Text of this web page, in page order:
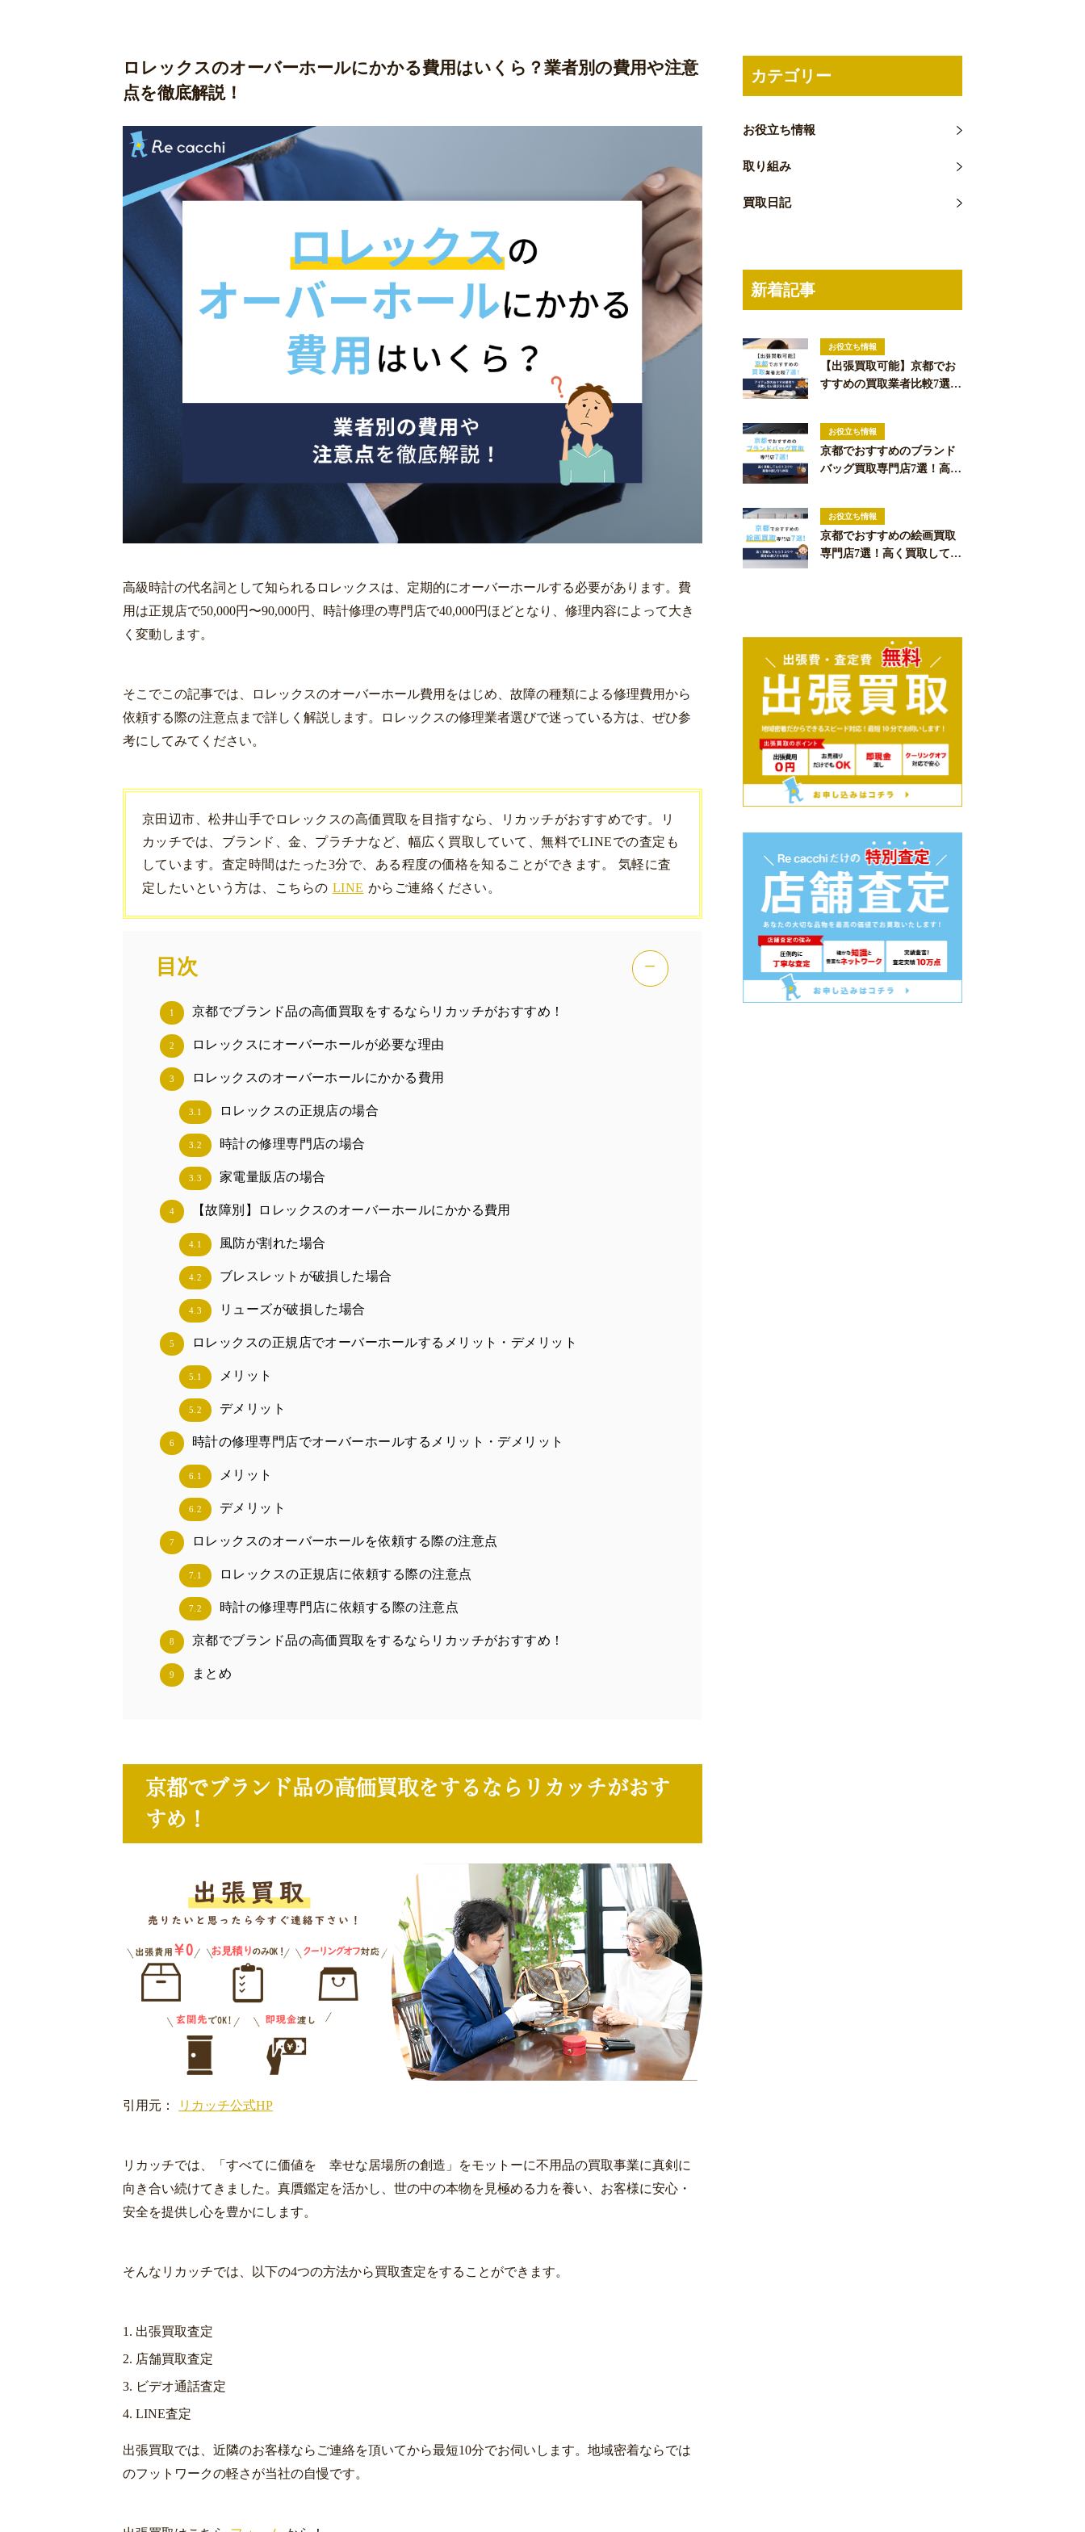
ロレックスのオーバーホールにかかる費用はいくら？業者別の費用や注意
点を徹底解説！
高級時計の代名詞として知られるロレックスは、定期的にオーバーホールする必要があります。費
用は正規店で50,000円〜90,000円、時計修理の専門店で40,000円ほどとなり、修理内容によって大き
く変動します。
そこでこの記事では、ロレックスのオーバーホール費用をはじめ、故障の種類による修理費用から
依頼する際の注意点まで詳しく解説します。ロレックスの修理業者選びで迷っている方は、ぜひ参
考にしてみてください。
京田辺市、松井山手でロレックスの高価買取を目指すなら、リカッチがおすすめです。リ
カッチでは、ブランド、金、プラチナなど、幅広く買取していて、無料でLINEでの査定も
しています。査定時間はたった3分で、ある程度の価格を知ることができます。 気軽に査
定したいという方は、こちらの LINE からご連絡ください。
目次 −
1 京都でブランド品の高価買取をするならリカッチがおすすめ！
2 ロレックスにオーバーホールが必要な理由
3 ロレックスのオーバーホールにかかる費用
3.1 ロレックスの正規店の場合
3.2 時計の修理専門店の場合
3.3 家電量販店の場合
4 【故障別】ロレックスのオーバーホールにかかる費用
4.1 風防が割れた場合
4.2 ブレスレットが破損した場合
4.3 リューズが破損した場合
5 ロレックスの正規店でオーバーホールするメリット・デメリット
5.1 メリット
5.2 デメリット
6 時計の修理専門店でオーバーホールするメリット・デメリット
6.1 メリット
6.2 デメリット
7 ロレックスのオーバーホールを依頼する際の注意点
7.1 ロレックスの正規店に依頼する際の注意点
7.2 時計の修理専門店に依頼する際の注意点
8 京都でブランド品の高価買取をするならリカッチがおすすめ！
9 まとめ
京都でブランド品の高価買取をするならリカッチがおす
すめ！
引用元： リカッチ公式HP
リカッチでは、「すべてに価値を 幸せな居場所の創造」をモットーに不用品の買取事業に真剣に
向き合い続けてきました。真贋鑑定を活かし、世の中の本物を見極める力を養い、お客様に安心・
安全を提供し心を豊かにします。
そんなリカッチでは、以下の4つの方法から買取査定をすることができます。
出張買取査定
店舗買取査定
ビデオ通話査定
LINE査定
出張買取では、近隣のお客様ならご連絡を頂いてから最短10分でお伺いします。地域密着ならでは
のフットワークの軽さが当社の自慢です。
カテゴリー
お役立ち情報
取り組み
買取日記
新着記事
お役立ち情報
【出張買取可能】京都でお
すすめの買取業者比較7選！
お役立ち情報
京都でおすすめのブランド
バッグ買取専門店7選！高く
お役立ち情報
京都でおすすめの絵画買取
専門店7選！高く買取しても